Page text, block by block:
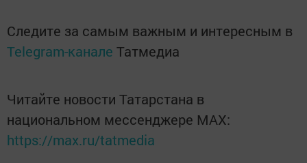
Следите за самым важным и интересным в
Telegram-канале Татмедиа
Читайте новости Татарстана в
национальном мессенджере MАХ:
https://max.ru/tatmedia